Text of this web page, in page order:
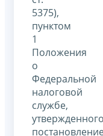
5375),
пунктом
1
Положения
о
Федеральной
налоговой
службе,
утвержденного